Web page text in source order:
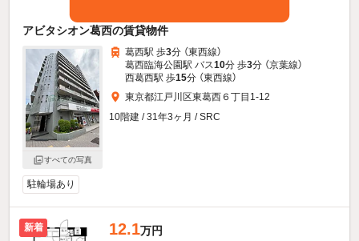
アビタシオン葛西の賃貸物件
すべての写真
葛西駅 歩3分 （東西線）
葛西臨海公園駅 バス10分 歩3分 （京葉線）
西葛西駅 歩15分 （東西線）
東京都江戸川区東葛西６丁目1-12
10階建 / 31年3ヶ月 / SRC
駐輪場あり
新着 12.1万円